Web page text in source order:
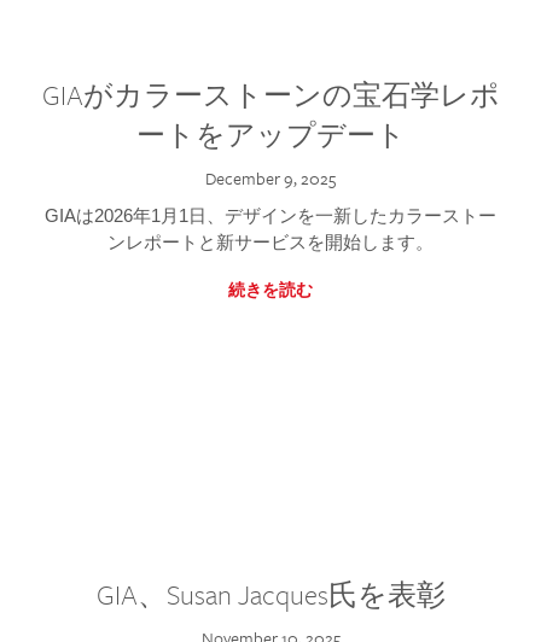
GIAがカラーストーンの宝石学レポ
ートをアップデート
December 9, 2025
GIAは2026年1月1日、デザインを一新したカラーストー
ンレポートと新サービスを開始します。
続きを読む
GIA、Susan Jacques氏を表彰